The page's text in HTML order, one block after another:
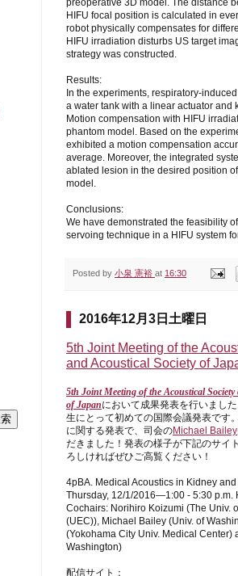
HIFU focal position is calculated in
robot physically compensates for
HIFU irradiation disturbs US target
strategy was constructed.
Results:
In the experiments, respiratory-
a water tank with a linear actuator and
Motion compensation with HIFU
phantom model. Based on the
exhibited a motion compensation
average. Moreover, the integrated
ablated lesion in the desired position
model.
Conclusions:
We have demonstrated the feasibility
servoing technique in a HIFU system
Posted by 小泉 憲裕 at 16:30
2016年12月3日土曜日
5th Joint Meeting of the
and Acoustical Society of
5th Joint Meeting of the Acoustical
of Japanにおいて成果発表を行いまし
生にとって初めての国際会議発表です
に関する発表で、司会のMichael Bailey
だきました！発表の様子が下記のサイ
ろしければぜひご高覧ください！
4pBA. Medical Acoustics in Kidney
Thursday, 12/1/2016—1:00 - 5:30 p.m.
Cochairs: Norihiro Koizumi (The Univ.
(UEC)), Michael Bailey (Univ. of
(Yokohama City Univ. Medical Center)
Washington)
配信サイト：